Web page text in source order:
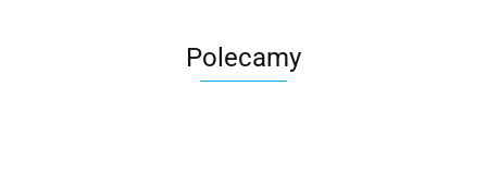
Polecamy